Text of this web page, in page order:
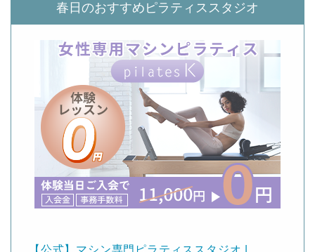
春日のおすすめピラティススタジオ